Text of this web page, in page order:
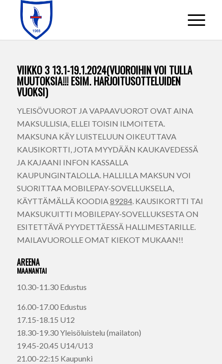
VIIKKO 3 13.1-19.1.2024(VUOROIHIN VOI TULLA
MUUTOKSIA!!! ESIM. HARJOITUSOTTELUIDEN
VUOKSI)
YLEISÖVUOROT JA VAPAAVUOROT OVAT AINA
MAKSULLISIA, ELLEI TOISIN ILMOITETA.
MAKSUNA KÄY LUISTELUUN OIKEUTTAVA
KAUSIKORTTI, JOTA MYYDÄÄN KAUKAVEDESSÄ
JA KAJAANI INFON KASSALLA
KAUPUNGINTALOLLA. HALLILLA MAKSUN VOI
SUORITTAA MOBILEPAY-SOVELLUKSELLA,
KÄYTTÄMÄLLÄ KOODIA 89284. KAUSIKORTTI TAI
MAKSUKUITTI MOBILEPAY-SOVELLUKSESTA ON
ESITETTÄVÄ PYYDETTÄESSÄ HALLIMESTARILLE.
MAILAVUOROLLE OMAT KIEKOT MUKAAN!!
AREENA
MAANANTAI
10.30-11.30 Edustus
16.00-17.00 Edustus
17.15-18.15 U12
18.30-19.30 Yleisöluistelu (mailaton)
19.45-20.45 U14/U13
21.00-22:15 Kaupunki